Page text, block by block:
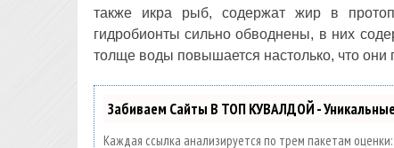
также икра рыб, содержат жир в
гидробионты сильно обводнены, в них
толще воды повышается настолько, что они
Забиваем Сайты В ТОП КУВАЛДОЙ -
Каждая ссылка анализируется по трем пакетам оценки: